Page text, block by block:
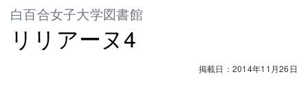
白百合女子大学図書館
リリアーヌ4
掲載日：2014年11月26日